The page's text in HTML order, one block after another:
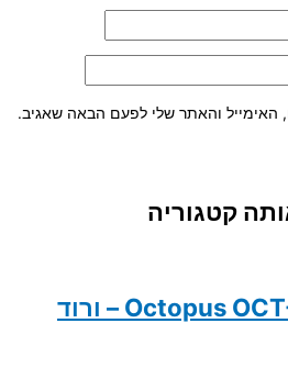
והאתר שלי לפעם הבאה שאגיב.
קטגוריה